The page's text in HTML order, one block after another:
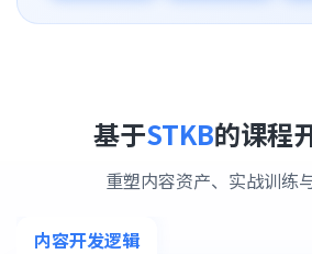
基于STKB的课程
重塑内容资产、实战训练
内容开发逻辑